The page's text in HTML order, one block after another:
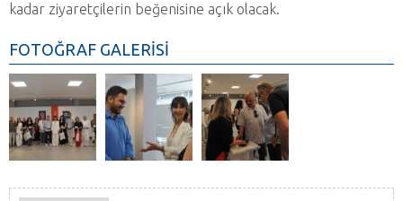
kadar ziyaretçilerin beğenisine açık olacak.
FOTOĞRAF GALERİSİ